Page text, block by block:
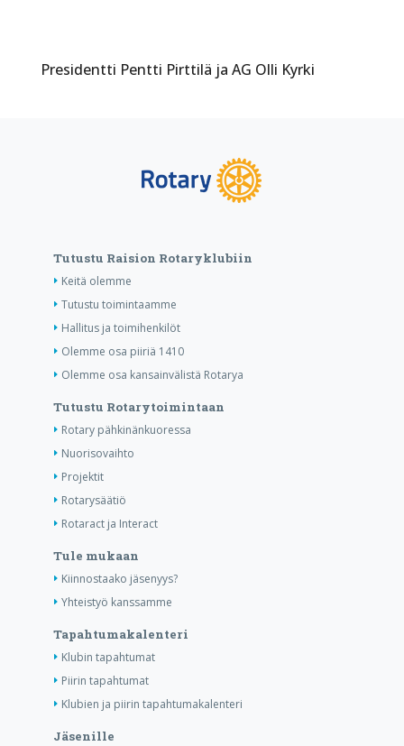
Presidentti Pentti Pirttilä ja AG Olli Kyrki
Tutustu Raision Rotaryklubiin
Keitä olemme
Tutustu toimintaamme
Hallitus ja toimihenkilöt
Olemme osa piiriä 1410
Olemme osa kansainvälistä Rotarya
Tutustu Rotarytoimintaan
Rotary pähkinänkuoressa
Nuorisovaihto
Projektit
Rotarysäätiö
Rotaract ja Interact
Tule mukaan
Kiinnostaako jäsenyys?
Yhteistyö kanssamme
Tapahtumakalenteri
Klubin tapahtumat
Piirin tapahtumat
Klubien ja piirin tapahtumakalenteri
Jäsenille